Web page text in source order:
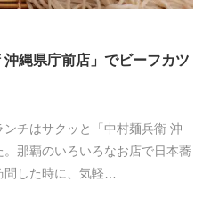
縄県庁前店」でビーフカツ
チはサクッと「中村麺兵衛 沖
那覇のいろいろなお店で日本蕎
した時に、気軽…